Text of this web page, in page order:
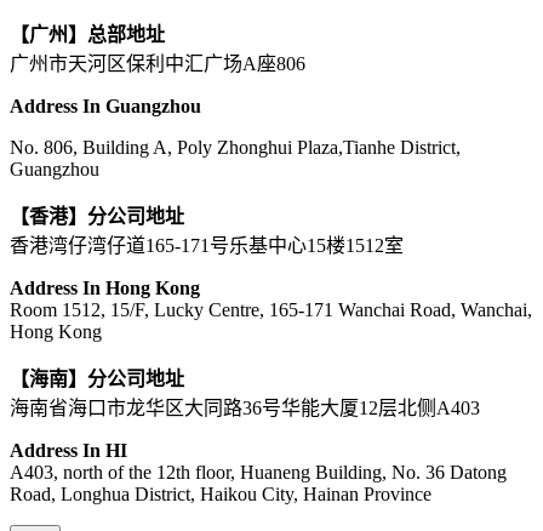
【广州】总部地址
广州市天河区保利中汇广场A座806
Address In Guangzhou
No. 806, Building A, Poly Zhonghui Plaza,Tianhe District,
Guangzhou
【香港】分公司地址
香港湾仔湾仔道165-171号乐基中心15楼1512室
Address In Hong Kong
Room 1512, 15/F, Lucky Centre, 165-171 Wanchai Road, Wanchai,
Hong Kong
【海南】分公司地址
海南省海口市龙华区大同路36号华能大厦12层北侧A403
Address In HI
A403, north of the 12th floor, Huaneng Building, No. 36 Datong
Road, Longhua District, Haikou City, Hainan Province